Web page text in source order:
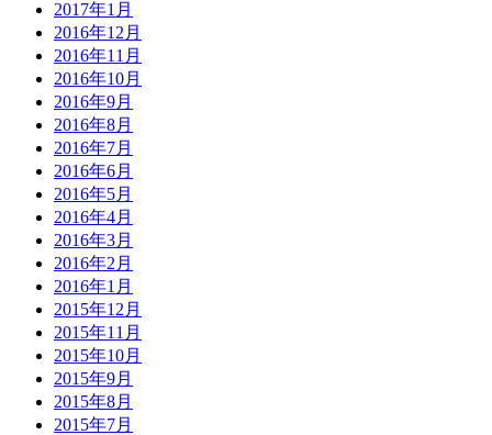
2017年1月
2016年12月
2016年11月
2016年10月
2016年9月
2016年8月
2016年7月
2016年6月
2016年5月
2016年4月
2016年3月
2016年2月
2016年1月
2015年12月
2015年11月
2015年10月
2015年9月
2015年8月
2015年7月